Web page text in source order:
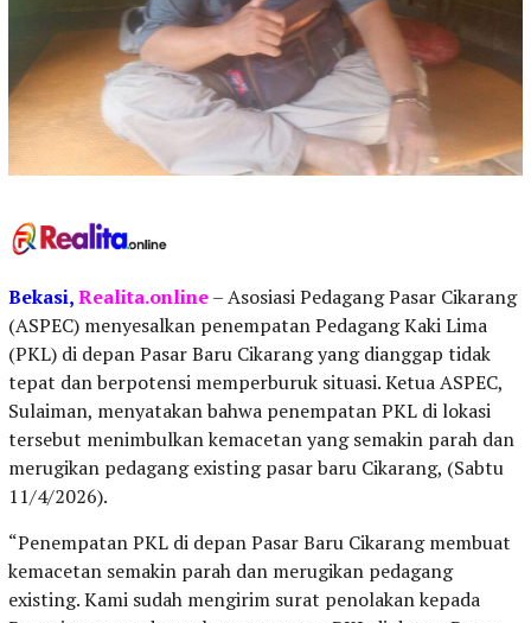
Bekasi,Realita.online– Asosiasi Pedagang Pasar Cikarang
(ASPEC) menyesalkan penempatan Pedagang Kaki Lima
(PKL) di depan Pasar Baru Cikarang yang dianggap tidak
tepat dan berpotensi memperburuk situasi. Ketua ASPEC,
Sulaiman, menyatakan bahwa penempatan PKL di lokasi
tersebut menimbulkan kemacetan yang semakin parah dan
merugikan pedagang existing pasar baru Cikarang, (Sabtu
11/4/2026).
“Penempatan PKL di depan Pasar Baru Cikarang membuat
kemacetan semakin parah dan merugikan pedagang
existing. Kami sudah mengirim surat penolakan kepada